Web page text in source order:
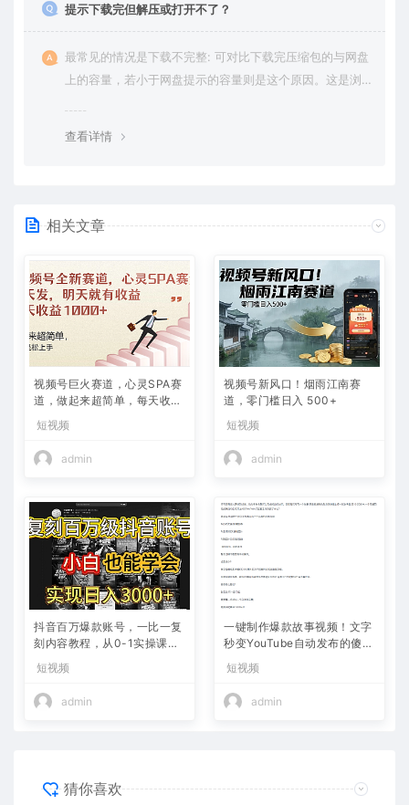
提示下载完但解压或打开不了？
最常见的情况是下载不完整: 可对比下载完压缩包的与网盘
上的容量，若小于网盘提示的容量则是这个原因。这是浏
查看详情
相关文章
视频号巨火赛道，心灵SPA赛
道，做起来超简单，每天收益
800+
短视频
admin
视频号新风口！烟雨江南赛
道，零门槛日入 500+
短视频
admin
抖音百万爆款账号，一比一复
刻内容教程，从0-1实操课，
入10w+
短视频
admin
一键制作爆款故事视频！文字
秒变YouTube自动发布的傻瓜
短视频
admin
猜你喜欢